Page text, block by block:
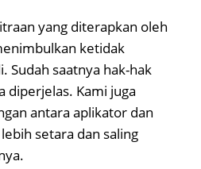
yang diterapkan oleh
ketidak
Sudah saatnya hak-hak
diperjelas. Kami juga
antara aplikator dan
setara dan saling